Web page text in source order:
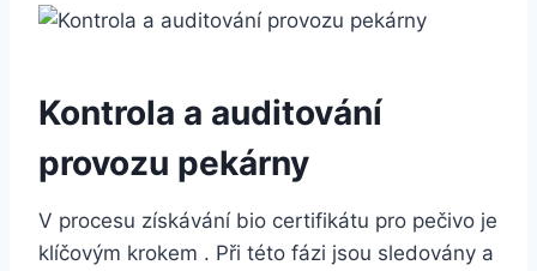
Kontrola a auditování
provozu‌ pekárny
V procesu získávání bio certifikátu pro pečivo je
​klíčovým krokem . Při⁤ této fázi jsou sledovány a